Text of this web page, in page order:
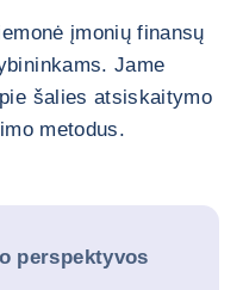
įmonių finansų
Jame
šalies atsiskaitymo
metodus.
perspektyvos